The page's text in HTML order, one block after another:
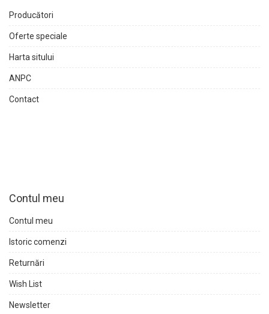
Producători
Oferte speciale
Harta sitului
ANPC
Contact
Contul meu
Contul meu
Istoric comenzi
Returnări
Wish List
Newsletter